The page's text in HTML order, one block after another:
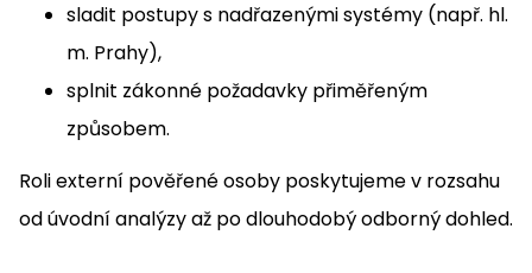
sladit postupy s nadřazenými systémy (např. hl.
m. Prahy),
splnit zákonné požadavky přiměřeným
způsobem.
Roli externí pověřené osoby poskytujeme v rozsahu
od úvodní analýzy až po dlouhodobý odborný dohled.